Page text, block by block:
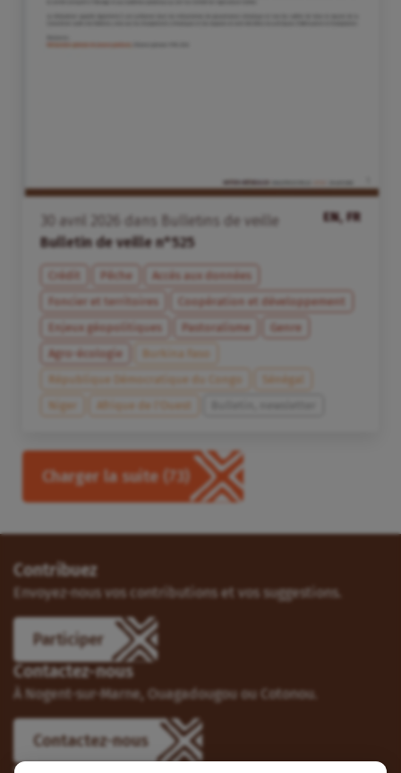
EN, FR
avril dans
Bulletins de veille
Bulletin de veille n°525
Pêche
Accès aux données
Foncier et territoires
Coopération et développement
Enjeux géopolitiques
Pastoralisme
Genre
Agro-écologie
Charger la suite (73)
Contribuez
Envoyez-nous vos contributions et vos suggestions.
Participer
Contactez-nous
À Nogent-sur-Marne, Ouagadougou ou Cotonou.
Contactez-nous